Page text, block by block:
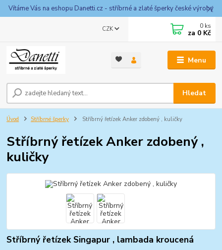
Vítáme Vás na eshopu Danetti.cz - stříbrné a zlaté šperky české výroby
Menu
CZK
Hledat
0 ks
za 0 Kč
Úvod Stříbrné šperky Stříbrný řetízek Anker zdobený , kuličky
Stříbrný řetízek Anker zdobený ,
kuličky
Stříbrný řetízek Singapur , lambada kroucená